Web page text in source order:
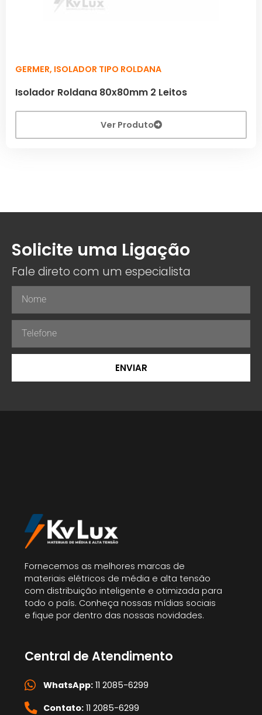
GERMER, ISOLADOR TIPO ROLDANA
Isolador Roldana 80x80mm 2 Leitos
Ver Produto
Solicite uma Ligação
Fale direto com um especialista
ENVIAR
Fornecemos as melhores marcas de
materiais elétricos de média e alta tensão
com distribuição inteligente e otimizada para
todo o país. Conheça nossas mídias sociais
e fique por dentro das nossas novidades.
Central de Atendimento
WhatsApp:11 2085-6299
Contato:11 2085-6299